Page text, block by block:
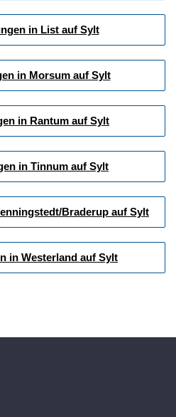
in List auf Sylt
in Morsum auf Sylt
in Rantum auf Sylt
in Tinnum auf Sylt
Braderup auf Sylt
in Westerland auf Sylt